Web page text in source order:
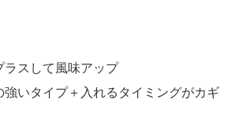
ラスして風味アップ
強いタイプ＋入れるタイミングがカギ